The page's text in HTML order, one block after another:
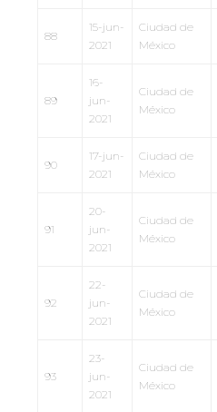
88
15-jun-
2021
Ciudad de
México
89
16-
jun-
2021
Ciudad de
México
90
17-jun-
2021
Ciudad de
México
91
20-
jun-
2021
Ciudad de
México
92
22-
jun-
2021
Ciudad de
México
93
23-
jun-
2021
Ciudad de
México